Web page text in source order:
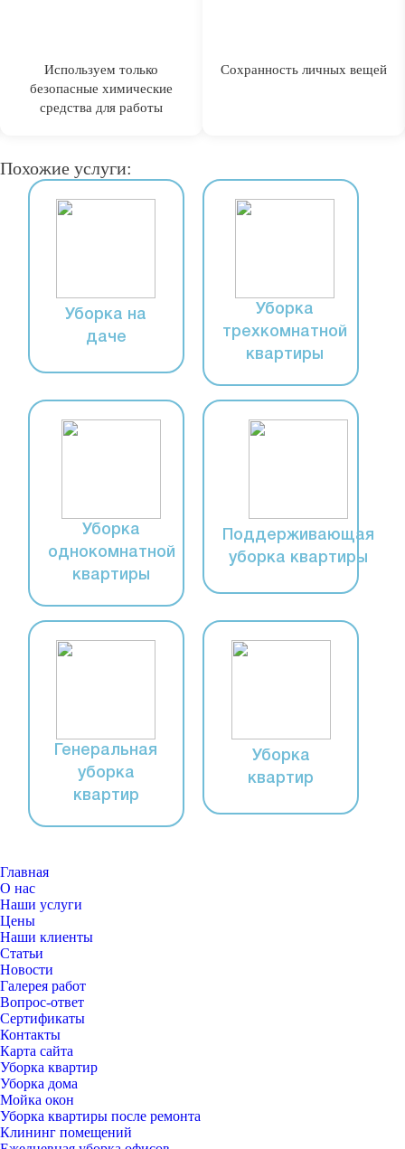
Используем только
безопасные химические
средства для работы
Сохранность личных вещей
Похожие услуги:
Уборка на
даче
Уборка
трехкомнатной
квартиры
Уборка
однокомнатной
квартиры
Поддерживающая
уборка квартиры
Генеральная
уборка
квартир
Уборка
квартир
Главная
О нас
Наши услуги
Цены
Наши клиенты
Статьи
Новости
Галерея работ
Вопрос-ответ
Сертификаты
Контакты
Карта сайта
Уборка квартир
Уборка дома
Мойка окон
Уборка квартиры после ремонта
Клининг помещений